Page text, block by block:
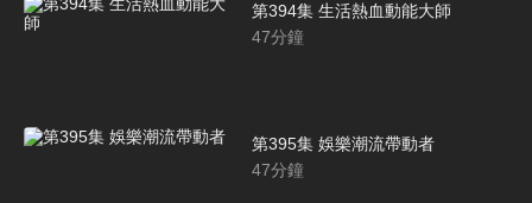
第394集 生活熱血動能大師
47分鐘
第395集 娛樂潮流帶動者
47分鐘